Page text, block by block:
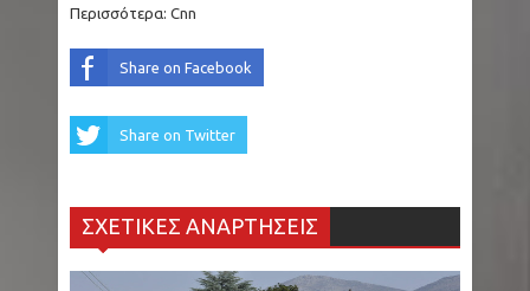
Θέουτα: Στους 75 οι νεκροί μετανάστες - 70.000
έχουν επιστρέψει στο Μαρόκο, δηλώνει η
Δυτική Αττική: Σε επιφυλακή για
αναζωπυρώσεις οι πυροσβεστικές δυνάμεις –
Περισσότερα: Cnn
Share on Facebook
Share on Twitter
ΣΧΕΤΙΚΕΣ ΑΝΑΡΤΗΣΕΙΣ